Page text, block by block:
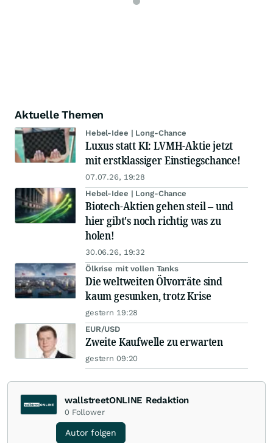
Aktuelle Themen
Hebel-Idee | Long-Chance
Luxus statt KI: LVMH-Aktie jetzt
mit erstklassiger Einstiegschance!
07.07.26, 19:28
Hebel-Idee | Long-Chance
Biotech-Aktien gehen steil – und
hier gibt's noch richtig was zu
holen!
30.06.26, 19:32
Ölkrise mit vollen Tanks
Die weltweiten Ölvorräte sind
kaum gesunken, trotz Krise
gestern 19:28
EUR/USD
Zweite Kaufwelle zu erwarten
gestern 09:20
wallstreetONLINE Redaktion
0 Follower
Autor folgen